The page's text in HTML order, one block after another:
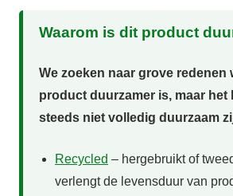
Waarom is dit product
We zoeken naar grove redenen
product duurzamer is, maar het
steeds niet volledig duurzaam
Recycled – hergebruikt of
verlengt de levensduur van